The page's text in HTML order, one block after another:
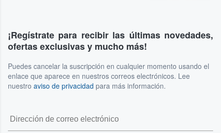
¡Regístrate para recibir las últimas novedades,
ofertas exclusivas y mucho más!
Puedes cancelar la suscripción en cualquier momento usando el
enlace que aparece en nuestros correos electrónicos. Lee
nuestro aviso de privacidad para más información.